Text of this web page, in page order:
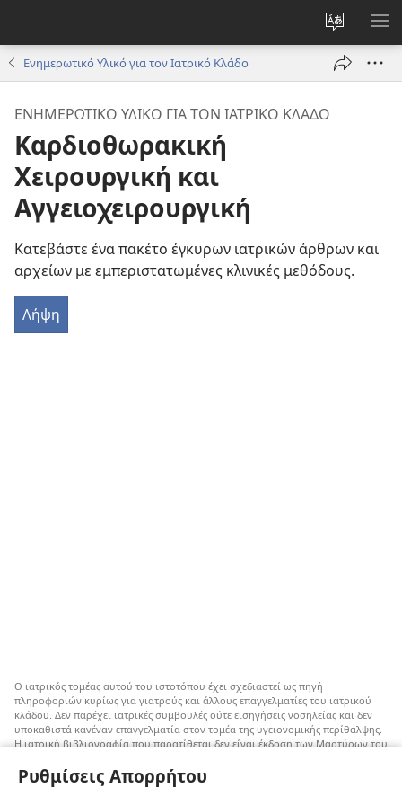
Ρυθμίσεις Απορρήτου
Αλλαγή
γλώσσας
Ενημερωτικό Υλικό για τον Ιατρικό Κλάδο
ΕΝΗΜΕΡΩΤΙΚΟ ΥΛΙΚΟ ΓΙΑ ΤΟΝ ΙΑΤΡΙΚΟ ΚΛΑΔΟ
Καρδιοθωρακική
Χειρουργική και
Αγγειοχειρουργική
Κατεβάστε ένα πακέτο έγκυρων ιατρικών άρθρων και
αρχείων με εμπεριστατωμένες κλινικές μεθόδους.
Λήψη
Ο ιατρικός τομέας αυτού του ιστοτόπου έχει σχεδιαστεί ως πηγή
πληροφοριών κυρίως για γιατρούς και άλλους επαγγελματίες του ιατρικού
κλάδου. Δεν παρέχει ιατρικές συμβουλές ούτε εισηγήσεις νοσηλείας και δεν
υποκαθιστά κανέναν επαγγελματία στον τομέα της υγειονομικής περίθαλψης.
Η ιατρική βιβλιογραφία που παρατίθεται δεν είναι έκδοση των Μαρτύρων του
μπορούν να ληφθούν υπόψη. Αποτελεί ευθύνη του κάθε επαγγελματία στον
τομέα της υγειονομικής περίθαλψης να είναι ενήμερος για τυχόν νέες